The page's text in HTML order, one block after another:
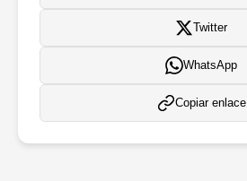
Twitter
WhatsApp
Copiar enlace